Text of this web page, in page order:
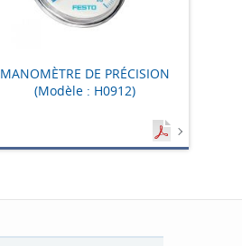
MANOMÈTRE DE PRÉCISION
(Modèle : H0912)